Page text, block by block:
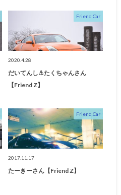
Friend Car
2020.4.28
だいてんし⚓️たくちゃんさん
【Friend Z】
Friend Car
2017.11.17
たーきーさん【Friend Z】